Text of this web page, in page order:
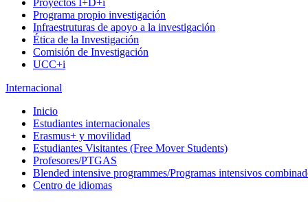
Proyectos I+D+i
Programa propio investigación
Infraestruturas de apoyo a la investigación
Ética de la Investigación
Comisión de Investigación
UCC+i
Internacional
Inicio
Estudiantes internacionales
Erasmus+ y movilidad
Estudiantes Visitantes (Free Mover Students)
Profesores/PTGAS
Blended intensive programmes/Programas intensivos
Centro de idiomas